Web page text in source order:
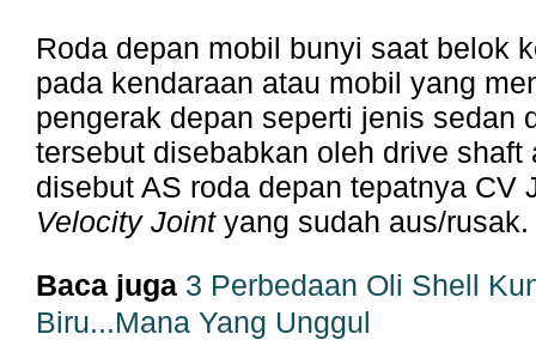
Roda depan mobil bunyi saat belok
pada kendaraan atau mobil yang
pengerak depan seperti jenis sedan
tersebut disebabkan oleh drive shaft
disebut AS roda depan tepatnya CV
Velocity Jointyang sudah aus/rusak.
Baca juga 3 Perbedaan Oli Shell
Biru...Mana Yang Unggul